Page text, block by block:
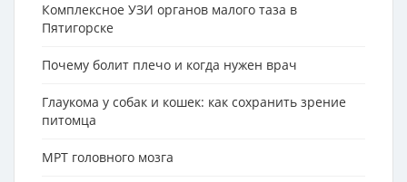
Комплексное УЗИ органов малого таза в
Пятигорске
Почему болит плечо и когда нужен врач
Глаукома у собак и кошек: как сохранить зрение
питомца
МРТ головного мозга